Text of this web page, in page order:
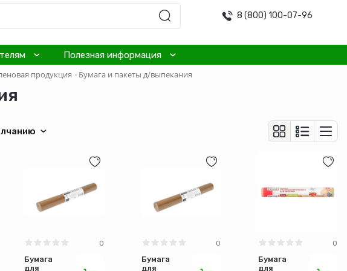
8 (800) 100-07-96
Полезная информация
продукция · Бумага и пакеты д/выпекания
0
Бумага
для
0
Бумага
для
0
Бумага
для